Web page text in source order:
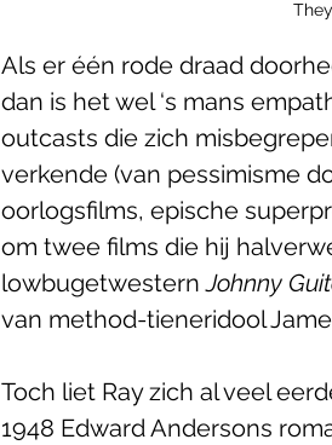
Als er één rode draad
dan is het wel ‘s mans
outcasts die zich
verkende (van pessimisme
oorlogsfilms, epische
om twee films die hij
lowbugetwestern Johnny
van method-tieneridool
Toch liet Ray zich al veel
1948 Edward Andersons